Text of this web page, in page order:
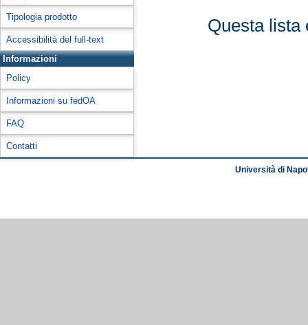
Tipologia prodotto
Accessibilità del full-text
Informazioni
Policy
Informazioni su fedOA
FAQ
Contatti
Questa lista
Università di